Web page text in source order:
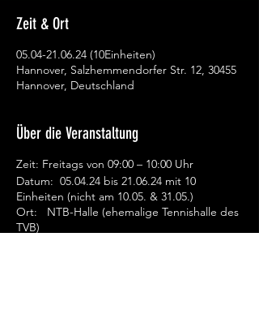
Zeit & Ort
05.04-21.06.24 (10Einheiten)
Hannover, Salzhemmendorfer Str. 12, 30455
Hannover, Deutschland
Über die Veranstaltung
Zeit: Freitags von 09:00 – 10:00 Uhr
Datum: 05.04.24 bis 21.06.24 mit 10
Einheiten (nicht am 10.05. & 31.05.)
Ort: NTB-Halle (ehemalige Tennishalle des
TVB)